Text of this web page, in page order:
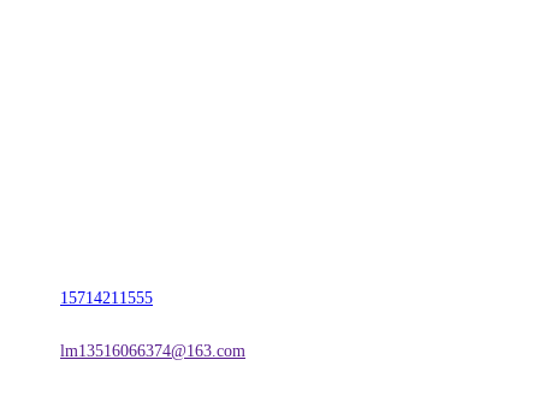
15714211555
lm13516066374@163.com